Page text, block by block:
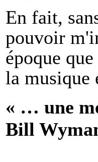
En fait,
pouvoir
époque
la musique
« … une
Bill